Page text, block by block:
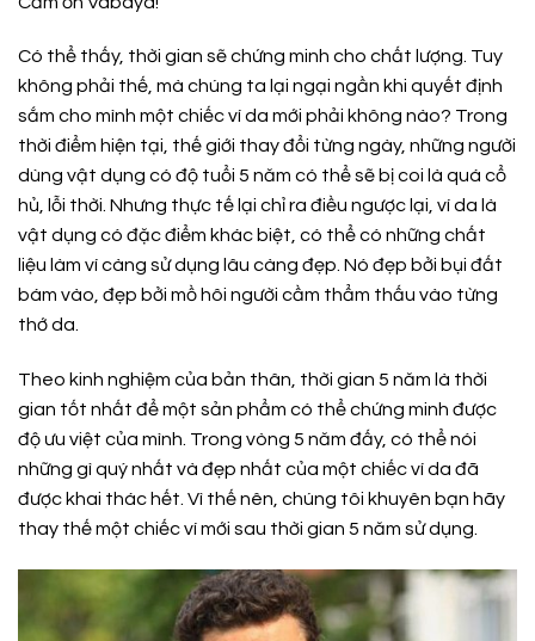
Có thể thấy, thời gian sẽ chứng minh cho chất lượng. Tuy
không phải thế, mà chúng ta lại ngại ngần khi quyết định
sắm cho mình một chiếc ví da mới phải không nào? Trong
thời điểm hiện tại, thế giới thay đổi từng ngày, những người
dùng vật dụng có độ tuổi 5 năm có thể sẽ bị coi là quá cổ
hủ, lỗi thời. Nhưng thực tế lại chỉ ra điều ngược lại, ví da là
vật dụng có đặc điểm khác biệt, có thể có những chất
liệu làm ví càng sử dụng lâu càng đẹp. Nó đẹp bởi bụi đất
bám vào, đẹp bởi mồ hôi người cầm thẩm thấu vào từng
thớ da.
Theo kinh nghiệm của bản thân, thời gian 5 năm là thời
gian tốt nhất để một sản phẩm có thể chứng minh được
độ ưu việt của mình. Trong vòng 5 năm đấy, có thể nói
những gì quý nhất và đẹp nhất của một chiếc ví da đã
được khai thác hết. Vì thế nên, chúng tôi khuyên bạn hãy
thay thế một chiếc ví mới sau thời gian 5 năm sử dụng.